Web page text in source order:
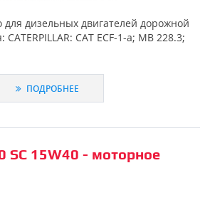
дизельных двигателей дорожной
CAT ECF-1-а; MB 228.3;
ПОДРОБНЕЕ
SC 15W40 - моторное